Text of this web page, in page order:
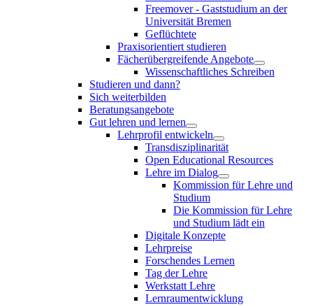
Freemover - Gaststudium an der
Universität Bremen
Geflüchtete
Praxisorientiert studieren
Fächerübergreifende Angebote
Wissenschaftliches Schreiben
Studieren und dann?
Sich weiterbilden
Beratungsangebote
Gut lehren und lernen
Lehrprofil entwickeln
Transdisziplinarität
Open Educational Resources
Lehre im Dialog
Kommission für Lehre und
Studium
Die Kommission für Lehre
und Studium lädt ein
Digitale Konzepte
Lehrpreise
Forschendes Lernen
Tag der Lehre
Werkstatt Lehre
Lernraumentwicklung